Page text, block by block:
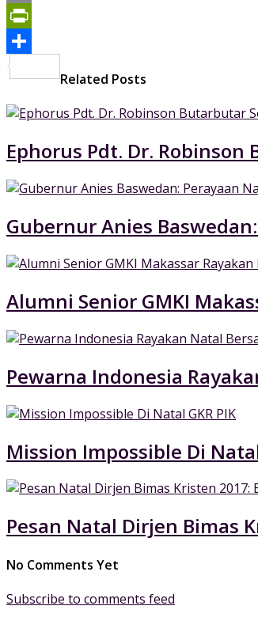
Print
PrintFriendly
Related Posts
Ephorus Pdt. Dr.
Gubernur Anies
Alumni Senior GMKI
Pewarna Indonesia
Mission Impossible Di Natal
Pesan Natal Dirjen Bimas
No Comments Yet
Subscribe to comments feed